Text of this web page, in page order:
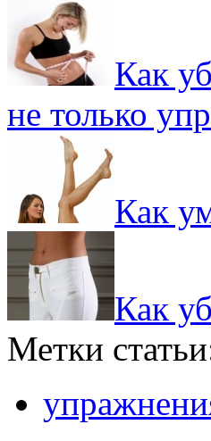
Как
не только
Как
Как
Метки